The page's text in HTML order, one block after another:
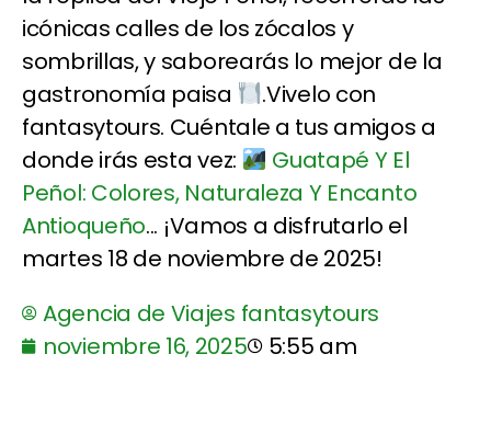
icónicas calles de los zócalos y
sombrillas, y saborearás lo mejor de la
gastronomía paisa
.Vivelo con
fantasytours. Cuéntale a tus amigos a
donde irás esta vez:
Guatapé Y El
Peñol: Colores, Naturaleza Y Encanto
Antioqueño... ¡Vamos a disfrutarlo el
martes 18 de noviembre de 2025!
Agencia de Viajes fantasytours
noviembre 16, 2025
5:55 am